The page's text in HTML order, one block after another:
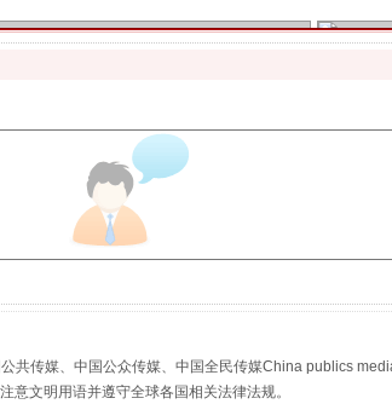
生物安全法正式实施
共传媒、中国公众传媒、中国全民传媒China publics
文明用语并遵守全球各国相关法律法规。